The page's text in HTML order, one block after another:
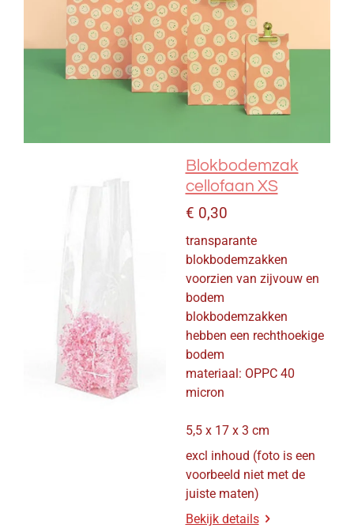
Blokbodemzak
cellofaan XS
€ 0,30
transparante
blokbodemzakken
voorzien van zijvouw en
bodem
blokbodemzakken
hebben een rechthoekige
bodem
materiaal: OPPC 40
micron
5,5 x 17 x 3 cm
excl inhoud (foto is een
voorbeeld niet met de
juiste maten)
Bekijk details